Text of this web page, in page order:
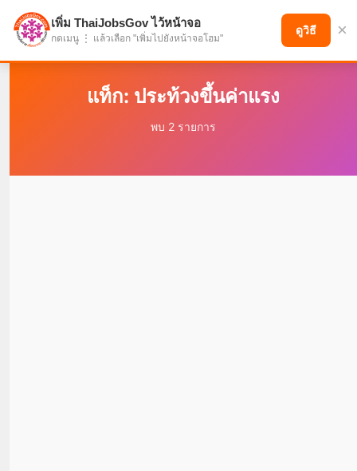
แบ่งปันโอกาส เพื่ออนาคตที่ก้าวหน้า
แท็ก: ประท้วงขึ้นค่าแรง
พบ 2 รายการ
เพิ่ม ThaiJobsGov ไว้หน้าจอ
กดเมนู ⋮ แล้วเลือก "เพิ่มไปยังหน้าจอโฮม"
ดูวิธี ×